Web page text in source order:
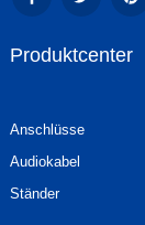
Produktcenter
Anschlüsse
Audiokabel
Ständer